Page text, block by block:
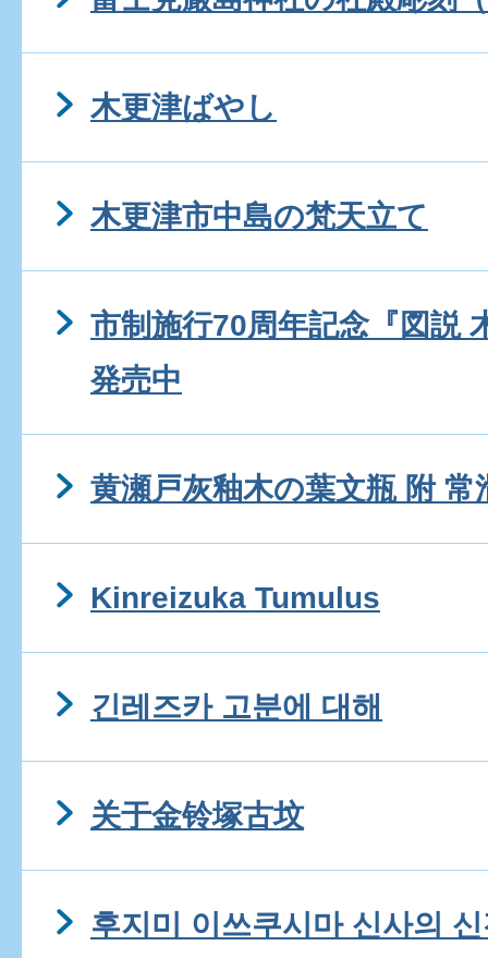
木更津ばやし
木更津市中島の梵天立て
市制施行70周年記念『図説
発売中
黄瀬戸灰釉木の葉文瓶 附 常
Kinreizuka Tumulus
긴레즈카 고분에 대해
关于金铃塚古坟
후지미 이쓰쿠시마 신사의